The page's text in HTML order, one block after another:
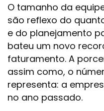
O tamanho da
são reflexo do
e do planejamento
bateu um novo
faturamento. A
assim como, o
representa: a
no ano passado.